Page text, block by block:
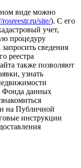
виде можно
rosreestr.ru/site/). С его
учет,
процедуру
сведения
реестра
также позволяют
узнать
Фонда данных
на Публичной
инструкции